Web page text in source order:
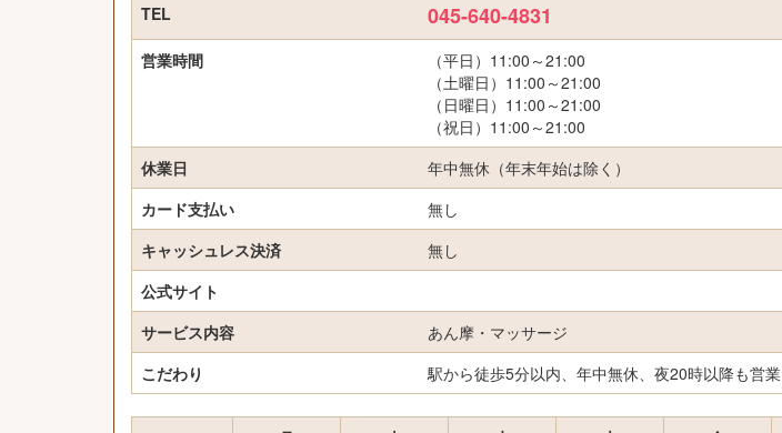
TEL
045-640-4831
営業時間
（平日）11:00～21:00
（土曜日）11:00～21:00
（日曜日）11:00～21:00
（祝日）11:00～21:00
休業日
年中無休（年末年始は除く）
カード支払い
無し
キャッシュレス決済
無し
公式サイト
サービス内容
あん摩・マッサージ
こだわり
駅から徒歩5分以内、年中無休、夜20時以降も営業